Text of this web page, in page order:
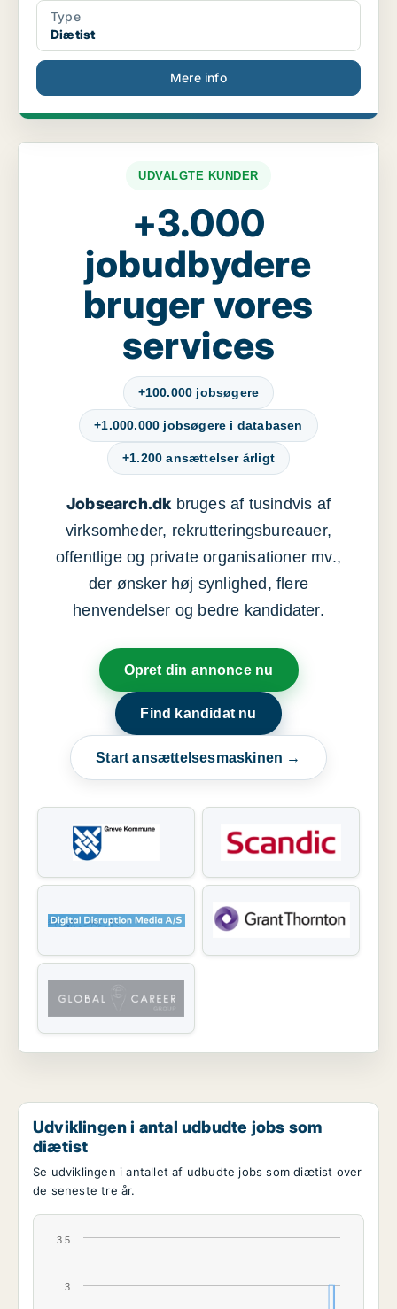
Type
Diætist
Mere info
UDVALGTE KUNDER
+3.000
jobudbydere
bruger vores
services
+100.000 jobsøgere
+1.000.000 jobsøgere i databasen
+1.200 ansættelser årligt
Jobsearch.dkbruges af tusindvis af
virksomheder, rekrutteringsbureauer,
offentlige og private organisationer mv.,
der ønsker høj synlighed, flere
henvendelser og bedre kandidater.
Opret din annonce nu
Find kandidat nu
Start ansættelsesmaskinen →
Udviklingen i antal udbudte jobs som
diætist
Se udviklingen i antallet af udbudte jobs som diætist over
de seneste tre år.
3
3.5